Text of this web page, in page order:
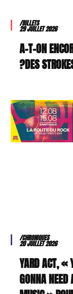
/BILLETS
29 JUILLET 2026
A-T-ON
DES
/CHRONIQUES
20 JUILLET 2026
YARD ACT, «
GONNA NEED